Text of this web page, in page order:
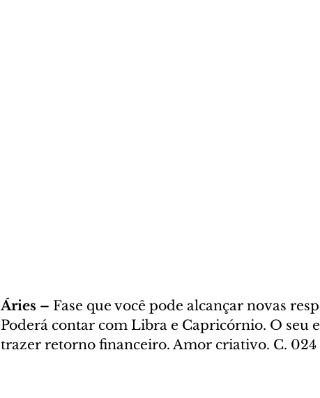
Áries – Fase que você pode alcançar novas
Poderá contar com Libra e Capricórnio. O seu
trazer retorno financeiro. Amor criativo. C. 024